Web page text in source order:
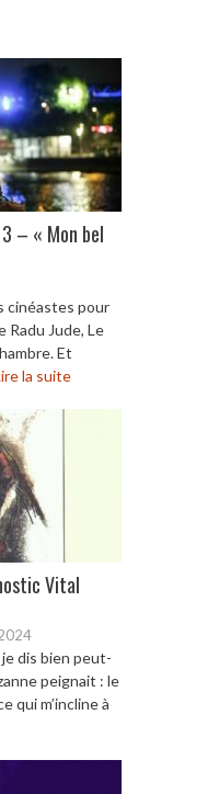
– « Mon bel
cinéastes pour
Radu Jude, Le
Et
la suite
Vital
dis bien peut-
peignait : le
qui m’incline à